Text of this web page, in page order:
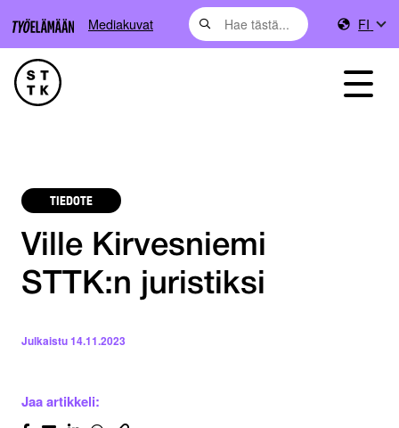
Mediakuvat FI
TIEDOTE
Ville Kirvesniemi
STTK:n juristiksi
Julkaistu14.11.2023
Jaa artikkeli: